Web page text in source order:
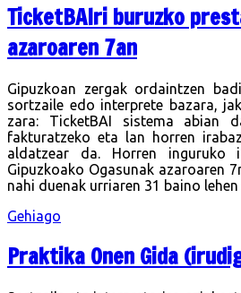
TicketBAIri buruzko
azaroaren 7an
Gipuzkoan zergak ordaintzen
sortzaile edo interprete bazara,
zara: TicketBAI sistema abian
fakturatzeko eta lan horren
aldatzear da. Horren inguruko
Gipuzkoako Ogasunak azaroaren
nahi duenak urriaren 31 baino lehen
Gehiago
Praktika Onen Gida